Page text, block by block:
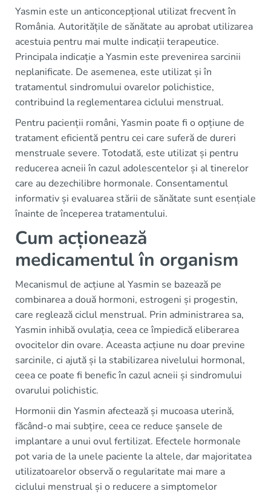
Yasmin este un anticoncepțional utilizat frecvent în
România. Autoritățile de sănătate au aprobat utilizarea
acestuia pentru mai multe indicații terapeutice.
Principala indicație a Yasmin este prevenirea sarcinii
neplanificate. De asemenea, este utilizat și în
tratamentul sindromului ovarelor polichistice,
contribuind la reglementarea ciclului menstrual.
Pentru pacienții români, Yasmin poate fi o opțiune de
tratament eficientă pentru cei care suferă de dureri
menstruale severe. Totodată, este utilizat și pentru
reducerea acneii în cazul adolescentelor și al tinerelor
care au dezechilibre hormonale. Consentamentul
informativ și evaluarea stării de sănătate sunt esențiale
înainte de începerea tratamentului.
Cum acționează
medicamentul în organism
Mecanismul de acțiune al Yasmin se bazează pe
combinarea a două hormoni, estrogeni și progestin,
care reglează ciclul menstrual. Prin administrarea sa,
Yasmin inhibă ovulația, ceea ce împiedică eliberarea
ovocitelor din ovare. Aceasta acțiune nu doar previne
sarcinile, ci ajută și la stabilizarea nivelului hormonal,
ceea ce poate fi benefic în cazul acneii și sindromului
ovarului polichistic.
Hormonii din Yasmin afectează și mucoasa uterină,
făcând-o mai subțire, ceea ce reduce șansele de
implantare a unui ovul fertilizat. Efectele hormonale
pot varia de la unele paciente la altele, dar majoritatea
utilizatoarelor observă o regularitate mai mare a
ciclului menstrual și o reducere a simptomelor